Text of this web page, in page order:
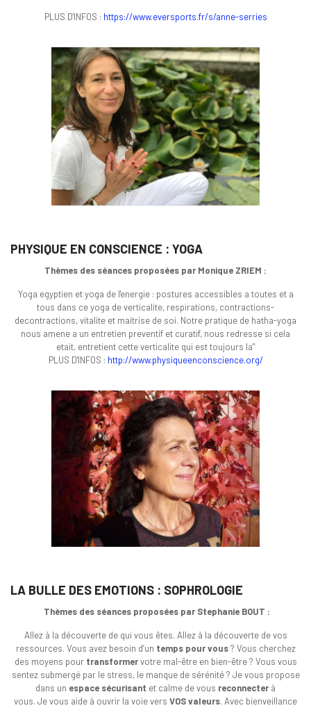
PLUS D'INFOS : https://www.eversports.fr/s/anne-serries
PHYSIQUE EN CONSCIENCE : YOGA
Thèmes des séances proposées par Monique ZRIEM :
Yoga egyptien et yoga de l'energie : postures accessibles a toutes et a
tous dans ce yoga de verticalite, respirations, contractions-
decontractions, vitalite et maitrise de soi. Notre pratique de hatha-yoga
nous amene a un entretien preventif et curatif, nous redresse si cela
etait, entretient cette verticalite qui est toujours la"
PLUS D'INFOS : http://www.physiqueenconscience.org/
LA BULLE DES EMOTIONS : SOPHROLOGIE
Thèmes des séances proposées par Stephanie BOUT :
Allez à la découverte de qui vous êtes. Allez à la découverte de vos
ressources. Vous avez besoin d’un temps pour vous? Vous cherchez
des moyens pourtransformervotre mal-être en bien-être ? Vous vous
sentez submergé par le stress, le manque de sérénité ? Je vous propose
dans un espace sécurisant et calme de vous reconnecter à
vous. Je vous aide à ouvrir la voie vers VOS valeurs. Avec bienveillance